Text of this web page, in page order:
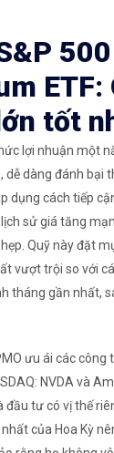
500
ETF:
tốt
lợi nhuận một
dễ dàng đánh bại
dụng cách tiếp
sử giá tăng
Quỹ này đặt
vượt trội so với
tháng gần nhất,
ưu ái các công
NVDAvà
đầu tư có vị thế
của Hoa Kỳ